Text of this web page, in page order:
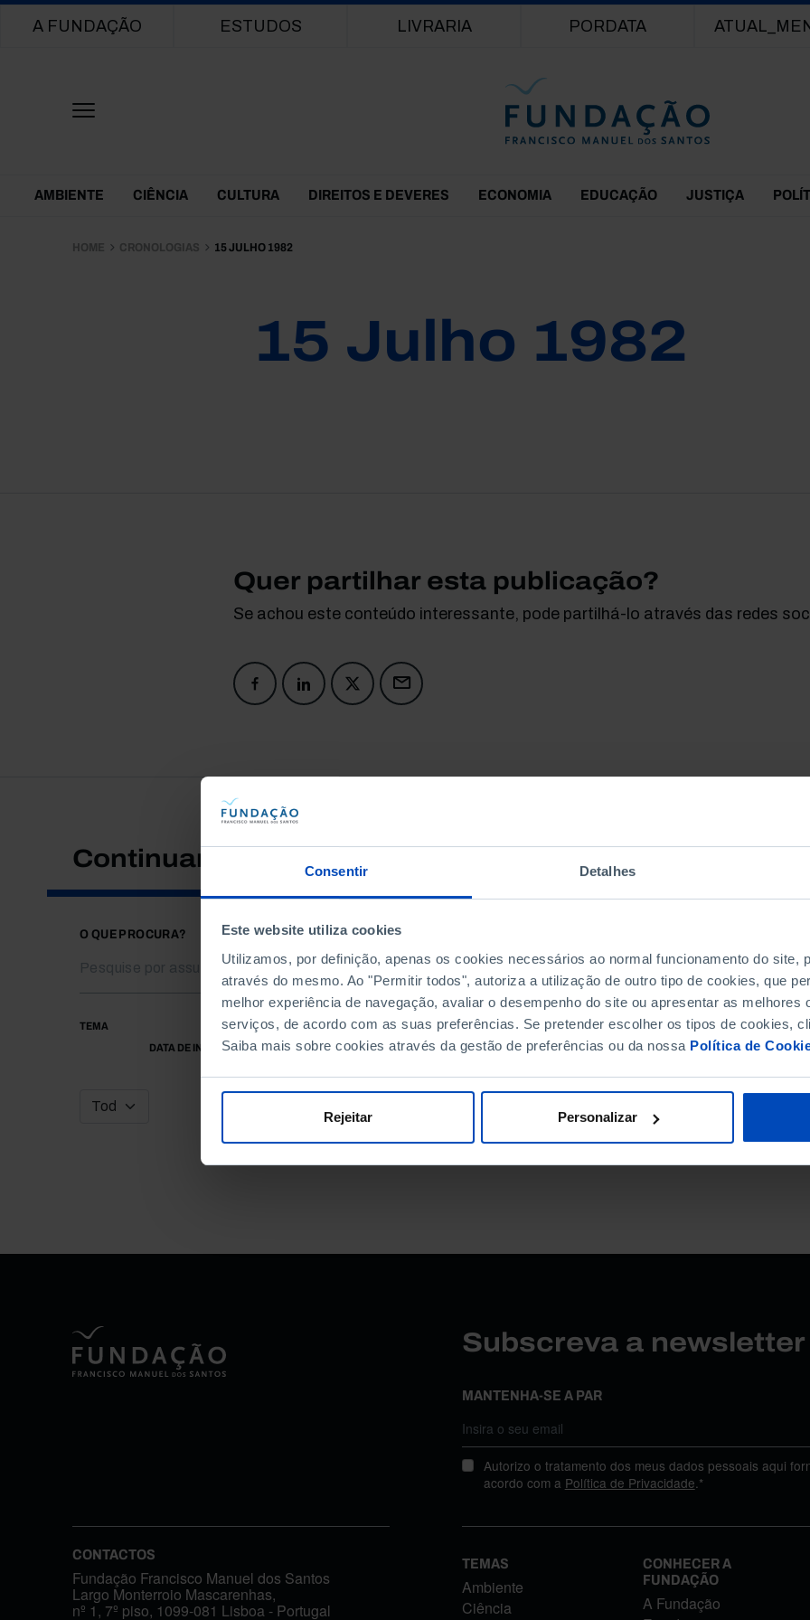
Consentir Detalhes
Este website utiliza cookies
Utilizamos, por definição, apenas os cookies necessários ao normal funcionamento do site,
através do mesmo. Ao "Permitir todos", autoriza a utilização de outro tipo de cookies, que
melhor experiência de navegação, avaliar o desempenho do site ou apresentar as melhores
serviços, de acordo com as suas preferências. Se pretender escolher os tipos de cookies,
Saiba mais sobre cookies através da gestão de preferências ou da nossa Política de
Rejeitar Personalizar
Main navigation
A FUNDAÇÃO ESTUDOS LIVRARIA PORDATA
Themes Menu
AMBIENTE CIÊNCIA CULTURA DIREITOS E DEVERES ECONOMIA EDUCAÇÃO JUSTIÇA
HOME CRONOLOGIAS 15 JULHO 1982
15 Julho 1982
Quer partilhar esta publicação?
Se achou este conteúdo interessante, pode partilhá-lo através das redes
Continuar a pesquisar
O QUE PROCURA?
TEMA
DATA DE INÍCIO
DATA DE FIM
Subscreva a
MANTENHA-SE A PAR
Autorizo o tratamento dos meus dados pessoais aqui
acordo com a Política de Privacidade.*
CONTACTOS
Fundação Francisco Manuel dos Santos
Largo Monterroio Mascarenhas,
nº 1, 7º piso, 1099-081 Lisboa - Portugal
TEMAS
Ambiente
Ciência
CONHECER A
FUNDAÇÃO
A Fundação